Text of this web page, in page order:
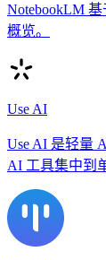
NotebookLM
概览。
Use AI
Use AI 是轻量
AI 工具集中到